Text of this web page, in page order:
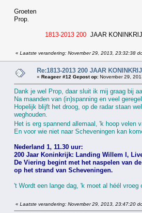
Groeten
Prop.
1813-2013 200 JAAR
« Laatste verandering: November 29, 2013, 23:32:38
Re:1813-2013 200 JAAR
« Reageer #12 Gepost op: November 29,
Dank je wel Prop, daar sluit ik mij graag bij
Na maanden van (in)spanning en veel
Hopelijk blijft het droog, op de radar staan
weghouden.
Het is erg spannend allemaal, 'k hoop
En voor wie niet naar Scheveningen kan
Nederland 1, 11.30 uur:
200 Jaar Koninkrijk: Landing Willem I,
De Viering begint met het naspelen van
op het strand van Scheveningen.
't Wordt een lange dag, 'k moet al héél
« Laatste verandering: November 29, 2013, 23:47:20